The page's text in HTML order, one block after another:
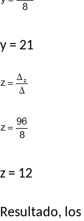
y = 21
z = 12
Resultado,